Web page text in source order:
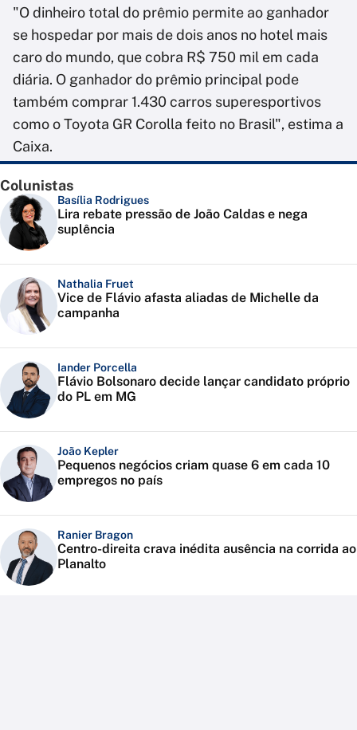
"O dinheiro total do prêmio permite ao ganhador
se hospedar por mais de dois anos no hotel mais
caro do mundo, que cobra R$ 750 mil em cada
diária. O ganhador do prêmio principal pode
também comprar 1.430 carros superesportivos
como o Toyota GR Corolla feito no Brasil", estima a
Caixa.
Colunistas
Basília Rodrigues
Lira rebate pressão de João Caldas e nega
suplência
Nathalia Fruet
Vice de Flávio afasta aliadas de Michelle da
campanha
Iander Porcella
Flávio Bolsonaro decide lançar candidato próprio
do PL em MG
João Kepler
Pequenos negócios criam quase 6 em cada 10
empregos no país
Ranier Bragon
Centro-direita crava inédita ausência na corrida ao
Planalto